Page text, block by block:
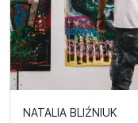
NATALIA BLIŹNIUK